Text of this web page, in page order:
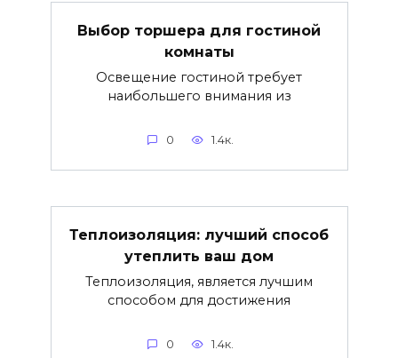
Выбор торшера для гостиной
комнаты
Освещение гостиной требует
наибольшего внимания из
0 1.4к.
Теплоизоляция: лучший способ
утеплить ваш дом
Теплоизоляция, является лучшим
способом для достижения
0 1.4к.